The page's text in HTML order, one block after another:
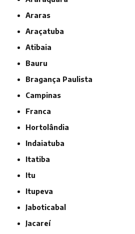
Araras
Araçatuba
Atibaia
Bauru
Bragança Paulista
Campinas
Franca
Hortolândia
Indaiatuba
Itatiba
Itu
Itupeva
Jaboticabal
Jacareí